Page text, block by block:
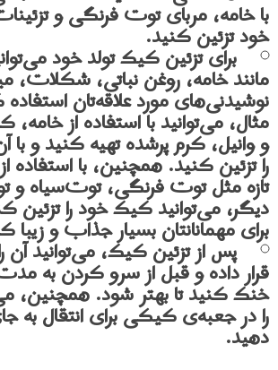
با خامه، مربای توت فرنگی و
خود تزئین كنيد.
برای تزئین کیک تولد خود
مانند خامه، روغن نباتی، شکلات،
نوشیدنی‌های مورد علاقه‌تان
مثال، می‌توانید با استفاده از خامه،
و وانیل، کرم پرشده تهیه کنید و
را تزئین کنید. همچنین، با استفاده
تازه مثل توت فرنگی، توت‌سیاه
دیگر، می‌توانید کیک خود را تزئین
برای مهمانانتان بسیار جذاب و زیبا
پس از تزئین کیک، می‌توانید آن
قرار داده و قبل از سرو کردن به
خنک کنید تا بهتر شود. همچنین،
را در جعبه‌ی کیکی برای انتقال به
دهید.